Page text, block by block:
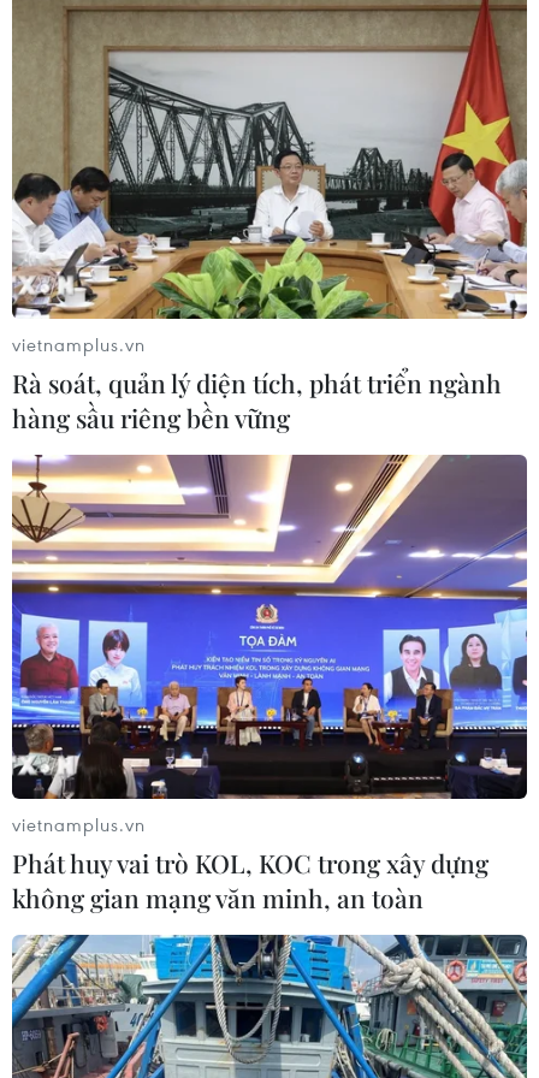
(TTXVN/Vietnam+)
#cuộc thi phiên dịch
#nhà Việt Nam học
#phiên dịch chuyên nghiệp
#dịch giả Nga-Việt
#cuộc thi dịch tiếng Việt
Nga
Theo dõi VietnamPlus
TIN LIÊN QUAN
vietnamplus.vn
Rà soát, quản lý diện tích, phát triển ngành
hàng sầu riêng bền vững
vietnamplus.vn
Phát huy vai trò KOL, KOC trong xây dựng
không gian mạng văn minh, an toàn